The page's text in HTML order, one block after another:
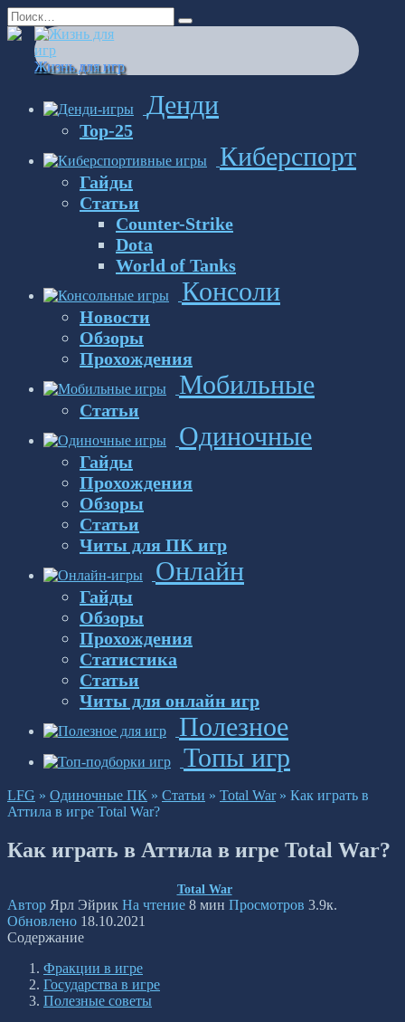
Перейти
к
содержанию
Search
for:
Жизнь для игр
Денди
Top-25
Киберспорт
Гайды
Статьи
Counter-Strike
Dota
World of Tanks
Консоли
Новости
Обзоры
Прохождения
Мобильные
Статьи
Одиночные
Гайды
Прохождения
Обзоры
Статьи
Читы для ПК игр
Онлайн
Гайды
Обзоры
Прохождения
Статистика
Статьи
Читы для онлайн игр
Полезное
Топы игр
LFG » Одиночные ПК » Статьи » Total War» Как играть в
Аттила в игре Total War?
Как играть в Аттила в игре Total War?
Total War
Автор Ярл Эйрик На чтение 8 мин Просмотров 3.9к.
Обновлено 18.10.2021
Содержание
Фракции в игре
Государства в игре
Полезные советы